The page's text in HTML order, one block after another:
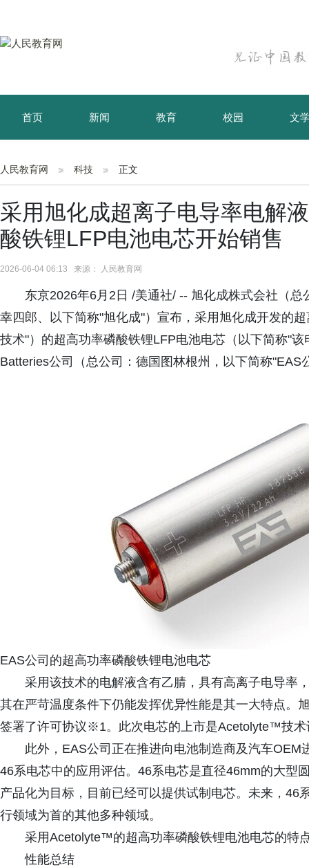
首页 新闻 教育 校园 文
育儿 资讯
人民教育网 科技 正文
采用旭化成超离子电导率电解
酸铁锂LFP电池电芯开始销售
2026-06-04 06:13 来源： 人民教育网
东京2026年6月2日 /美通社/ -- 旭化成株式会社（
幸四郎、以下简称"旭化成"）宣布，采用旭化成开发的
技术"）的超高功率磷酸铁锂LFP电池电芯（以下简称"
Batteries公司（总公司：德国图林根州，以下简称"EAS
EAS公司的超高功率磷酸铁锂电池电芯
采用该技术的电解液含有乙腈，具有高离子电导率
其在严苛温度条件下仍能发挥优异性能是其一大特点。
签署了许可协议※1。此次电芯的上市是Acetolyte™技术
此外，EAS公司正在推进向电池制造商及汽车
46系电芯中的应用评估。46系电芯是直径46mm的大型
产品化为目标，目前已经可以提供试制电芯。未来，46
行领域为首的其他多种领域。
采用Acetolyte™的超高功率磷酸铁锂电池电芯的特
性能总结